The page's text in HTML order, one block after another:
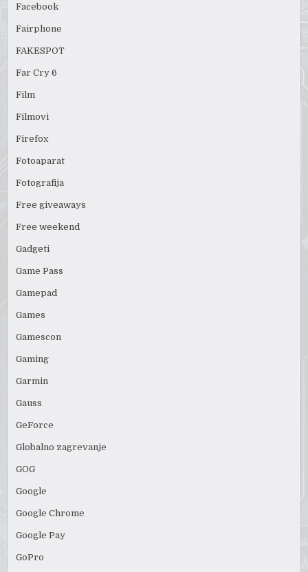
Facebook
Fairphone
FAKESPOT
Far Cry 6
Film
Filmovi
Firefox
Fotoaparat
Fotografija
Free giveaways
Free weekend
Gadgeti
Game Pass
Gamepad
Games
Gamescon
Gaming
Garmin
Gauss
GeForce
Globalno zagrevanje
GOG
Google
Google Chrome
Google Pay
GoPro